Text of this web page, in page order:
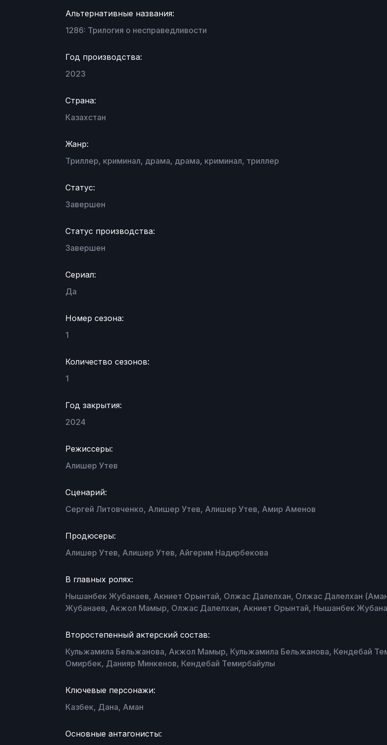
Альтернативные названия:
1286: Трилогия о несправедливости
Год производства:
2023
Страна:
Казахстан
Жанр:
Триллер, криминал, драма, драма, криминал, триллер
Статус:
Завершен
Статус производства:
Завершен
Сериал:
Да
Номер сезона:
1
Количество сезонов:
1
Год закрытия:
2024
Режиссеры:
Алишер Утев
Сценарий:
Сергей Литовченко, Алишер Утев, Алишер Утев, Амир Аменов
Продюсеры:
Алишер Утев, Алишер Утев, Айгерим Надирбекова
В главных ролях:
Нышанбек Жубанаев, Акниет Орынтай, Олжас Далелхан, Олжас Далелхан
Жубанаев, Акжол Мамыр, Олжас Далелхан, Акниет Орынтай, Нышанбек
Второстепенный актерский состав:
Кульжамила Бельжанова, Акжол Мамыр, Кульжамила Бельжанова, Кендебай
Омирбек, Данияр Минкенов, Кендебай Темирбайулы
Ключевые персонажи:
Казбек, Дана, Аман
Основные антагонисты: